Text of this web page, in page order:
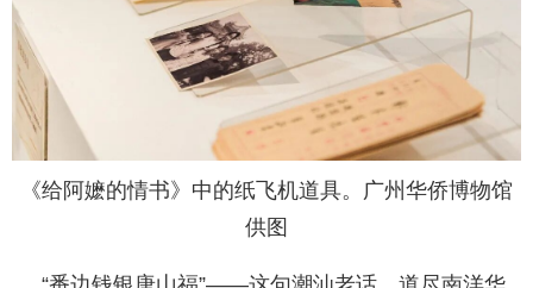
《给阿嬷的情书》中的纸飞机道具。广州华侨博物馆
供图